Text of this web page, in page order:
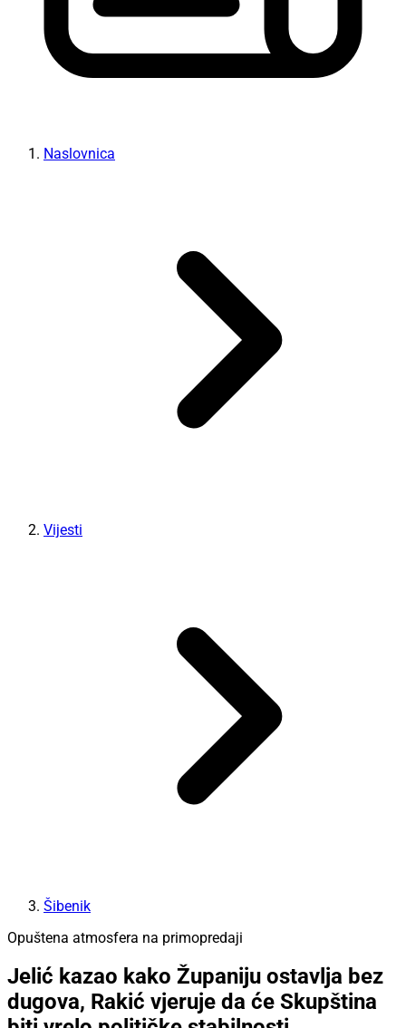
Naslovnica
Vijesti
Šibenik
Opuštena atmosfera na primopredaji
Jelić kazao kako Županiju ostavlja bez
dugova, Rakić vjeruje da će Skupština